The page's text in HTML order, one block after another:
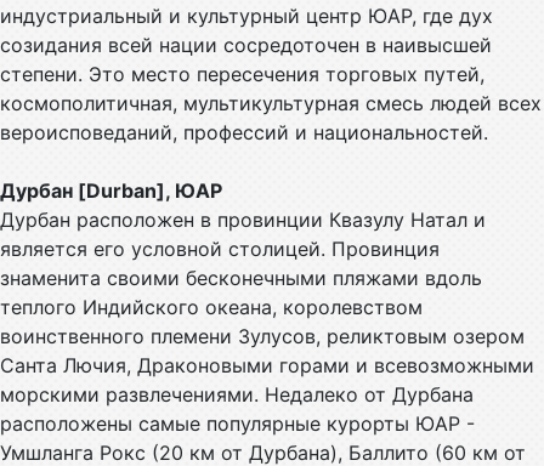
индустриальный и культурный центр ЮАР, где дух
созидания всей нации сосредоточен в наивысшей
степени. Это место пересечения торговых путей,
космополитичная, мультикультурная смесь людей всех
вероисповеданий, профессий и национальностей.
Дурбан [Durban], ЮАР
Дурбан расположен в провинции Квазулу Натал и
является его условной столицей. Провинция
знаменита своими бесконечными пляжами вдоль
теплого Индийского океана, королевством
воинственного племени Зулусов, реликтовым озером
Санта Лючия, Драконовыми горами и всевозможными
морскими развлечениями. Недалеко от Дурбана
расположены самые популярные курорты ЮАР -
Умшланга Рокс (20 км от Дурбана), Баллито (60 км от